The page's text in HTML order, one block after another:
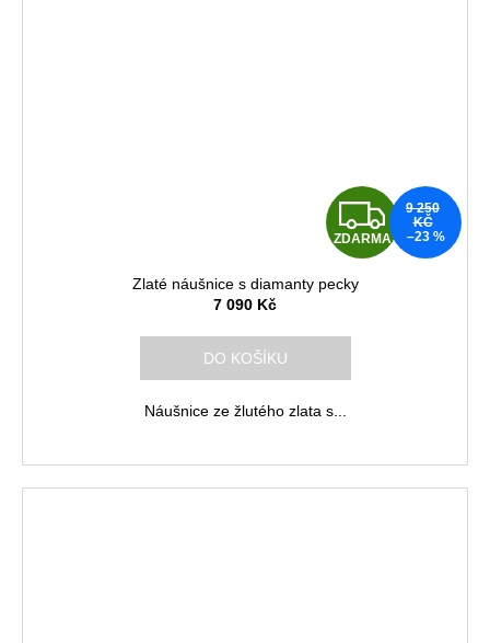
Z
D
ZDARMA
9 250
KČ
–23 %
Zlaté náušnice s diamanty pecky
7 090 Kč
DO KOŠÍKU
Náušnice ze žlutého zlata s...